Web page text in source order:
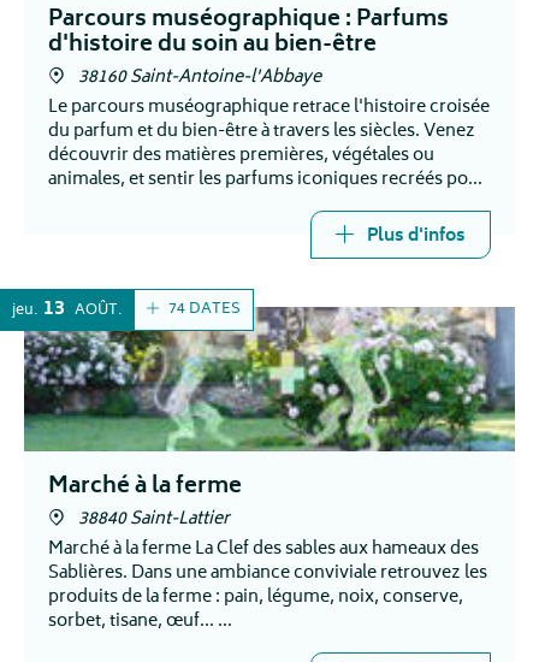
Parcours muséographique : Parfums
d'histoire du soin au bien-être
38160 Saint-Antoine-l'Abbaye
Le parcours muséographique retrace l'histoire croisée
du parfum et du bien-être à travers les siècles. Venez
découvrir des matières premières, végétales ou
animales, et sentir les parfums iconiques recréés pour
Plus d'infos
74 DATES
jeu. 13 AOÛT
Marché à la ferme
38840 Saint-Lattier
Marché à la ferme La Clef des sables aux hameaux des
Sablières. Dans une ambiance conviviale retrouvez les
produits de la ferme : pain, légume, noix, conserve,
sorbet, tisane, œuf…